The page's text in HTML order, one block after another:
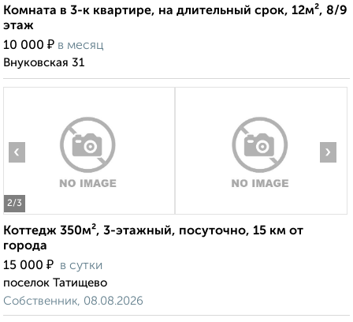
Комната в 3-к квартире, на длительный срок, 12м², 8/9
этаж
10 000 ₽ в месяц
Внуковская 31
2/3
‹ ›
Коттедж 350м², 3-этажный, посуточно, 15 км от
города
15 000 ₽ в сутки
поселок Татищево
Собственник, 08.08.2026